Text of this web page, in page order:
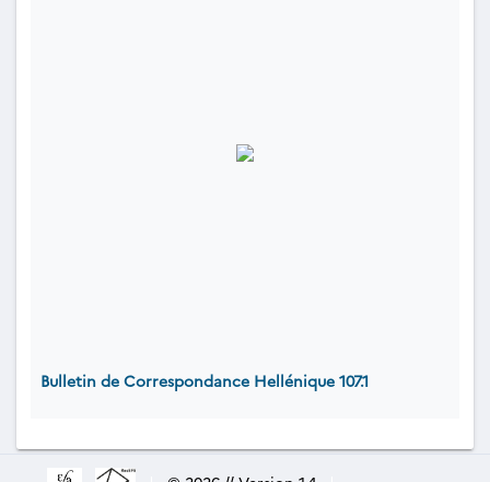
Bulletin de Correspondance Hellénique 107.1